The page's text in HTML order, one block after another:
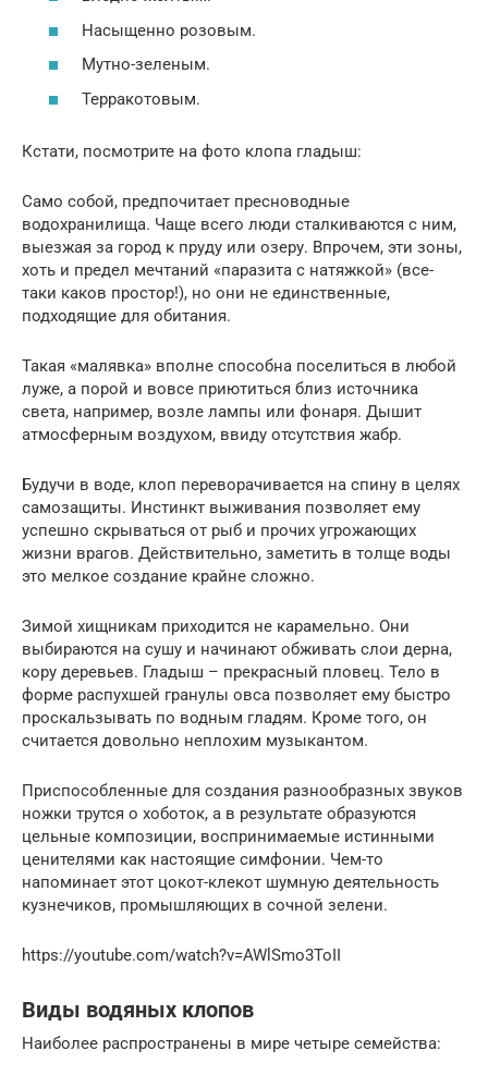
Насыщенно розовым.
Мутно-зеленым.
Терракотовым.
Кстати, посмотрите на фото клопа гладыш:
Само собой, предпочитает пресноводные
водохранилища. Чаще всего люди сталкиваются с ним,
выезжая за город к пруду или озеру. Впрочем, эти зоны,
хоть и предел мечтаний «паразита с натяжкой» (все-
таки каков простор!), но они не единственные,
подходящие для обитания.
Такая «малявка» вполне способна поселиться в любой
луже, а порой и вовсе приютиться близ источника
света, например, возле лампы или фонаря. Дышит
атмосферным воздухом, ввиду отсутствия жабр.
Будучи в воде, клоп переворачивается на спину в целях
самозащиты. Инстинкт выживания позволяет ему
успешно скрываться от рыб и прочих угрожающих
жизни врагов. Действительно, заметить в толще воды
это мелкое создание крайне сложно.
Зимой хищникам приходится не карамельно. Они
выбираются на сушу и начинают обживать слои дерна,
кору деревьев. Гладыш – прекрасный пловец. Тело в
форме распухшей гранулы овса позволяет ему быстро
проскальзывать по водным гладям. Кроме того, он
считается довольно неплохим музыкантом.
Приспособленные для создания разнообразных звуков
ножки трутся о хоботок, а в результате образуются
цельные композиции, воспринимаемые истинными
ценителями как настоящие симфонии. Чем-то
напоминает этот цокот-клекот шумную деятельность
кузнечиков, промышляющих в сочной зелени.
https://youtube.com/watch?v=AWlSmo3ToII
Виды водяных клопов
Наиболее распространены в мире четыре семейства: